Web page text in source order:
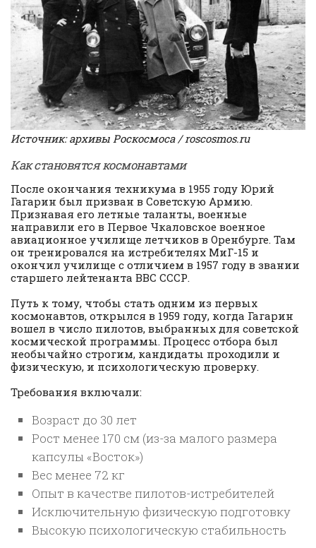
Источник: архивы Роскосмоса / roscosmos.ru
Как становятся космонавтами
После окончания техникума в 1955 году Юрий
Гагарин был призван в Советскую Армию.
Признавая его летные таланты, военные
направили его в Первое Чкаловское военное
авиационное училище летчиков в Оренбурге. Там
он тренировался на истребителях МиГ-15 и
окончил училище с отличием в 1957 году в звании
старшего лейтенанта ВВС СССР.
Путь к тому, чтобы стать одним из первых
космонавтов, открылся в 1959 году, когда Гагарин
вошел в число пилотов, выбранных для советской
космической программы. Процесс отбора был
необычайно строгим, кандидаты проходили и
физическую, и психологическую проверку.
Требования включали:
Возраст до 30 лет
Рост менее 170 см (из-за малого размера
капсулы «Восток»)
Вес менее 72 кг
Опыт в качестве пилотов-истребителей
Исключительную физическую подготовку
Высокую психологическую стабильность